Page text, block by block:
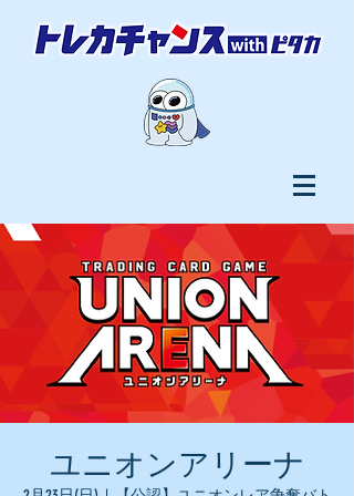
ユニオンアリーナ